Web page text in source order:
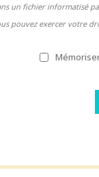
fichier informatisé
pouvez exercer votre